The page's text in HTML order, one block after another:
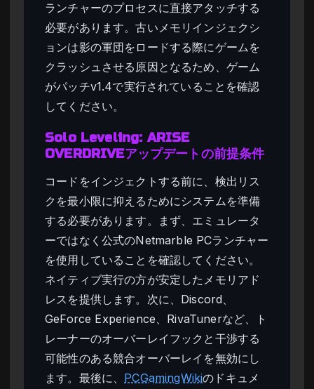
ランチャーのプロセスに直接アタッチする
必要があります。古いメモリインジェクシ
ョンは影の軍団をロードする際にゲームを
クラッシュさせる原因となるため、ゲーム
がパッチv1.4で実行されていることを確認
してください。
Solo Leveling: ARISE
OVERDRIVEアップデートの前提条件
コードをインジェクトする前に、検出リス
クを最小限に抑えるためにシステムを準備
する必要があります。まず、エミュレータ
ーではなく公式のNetmarble PCランチャー
を使用していることを確認してください。
ネイティブ実行の方が安定したメモリアド
レスを提供します。次に、Discord、
GeForce Experience、RivaTunerなど、ト
レーナーのオーバーレイフックと干渉する
可能性のある競合オーバーレイを無効にし
ます。最後に、 PCGamingWikiのドキュメ